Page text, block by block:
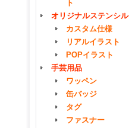
ト
オリジナルステンシル
カスタム仕様
リアルイラスト
POPイラスト
手芸用品
ワッペン
缶バッジ
タグ
ファスナー